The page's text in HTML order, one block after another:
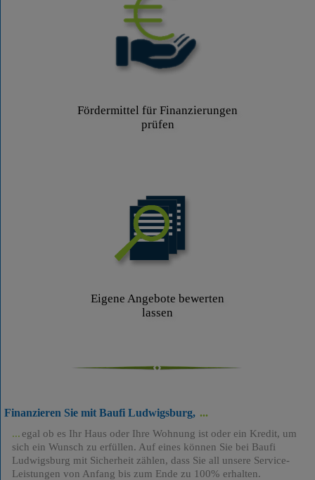
Fördermittel für Finanzierungen
prüfen
Eigene Angebote bewerten
lassen
Finanzieren Sie mit Baufi Ludwigsburg,
egal ob es Ihr Haus oder Ihre Wohnung ist oder ein Kredit, um
sich ein Wunsch zu erfüllen. Auf eines können Sie bei Baufi
Ludwigsburg mit Sicherheit zählen, dass Sie all unsere Service-
Leistungen von Anfang bis zum Ende zu 100% erhalten.